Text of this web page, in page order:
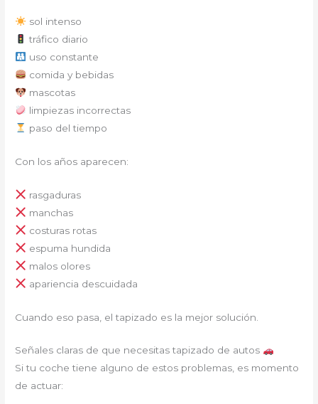
sol intenso
tráfico diario
uso constante
comida y bebidas
mascotas
limpiezas incorrectas
paso del tiempo
Con los años aparecen:
rasgaduras
manchas
costuras rotas
espuma hundida
malos olores
apariencia descuidada
Cuando eso pasa, el tapizado es la mejor solución.
Señales claras de que necesitas tapizado de autos
Si tu coche tiene alguno de estos problemas, es momento
de actuar: